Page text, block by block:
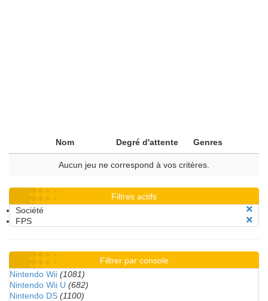
Nom Degré d'attente Genres
Aucun jeu ne correspond à vos critères.
Filtres actifs
Société
FPS
Filtrer par console
Nintendo Wii (1081)
Nintendo Wii U (682)
Nintendo DS (1100)